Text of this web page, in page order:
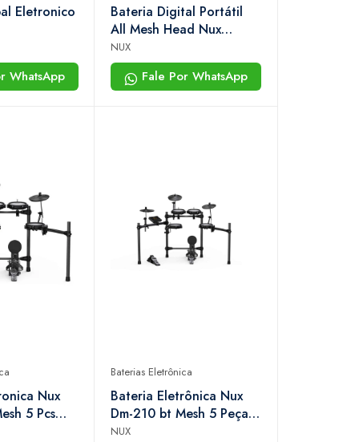
Eletronico
WhatsApp
Bateria Digital Portátil
All Mesh Head Nux
Dm110
NUX
Fale Por WhatsApp
Nux
5 Pcs
Baterias Eletrônica
Bateria Eletrônica Nux
Dm-210 bt Mesh 5 Peças
Com Bluetooth
NUX